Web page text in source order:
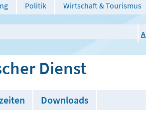
Politik Wirtschaft & Tourismus
A
Dienst
Downloads